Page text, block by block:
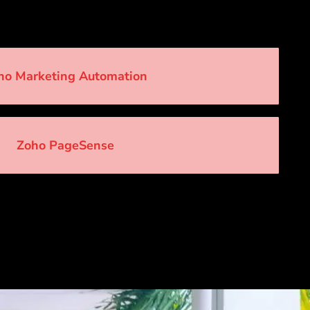
Marketing Automation
Zoho PageSense